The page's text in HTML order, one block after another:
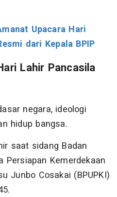
Upacara Hari
dari Kepala BPIP
Lahir Pancasila
negara, ideologi
hidup bangsa.
saat sidang Badan
Persiapan Kemerdekaan
Junbo Cosakai (BPUPKI)